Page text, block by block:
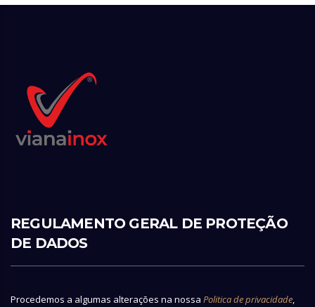
REGULAMENTO GERAL DE PROTEÇÃO
DE DADOS
Procedemos a algumas alterações na nossa Politica de privacidade